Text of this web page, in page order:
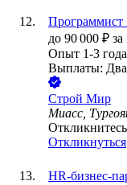
Программист
до 90 000 ₽ за
Опыт 1-3 года
Выплаты: Два
Строй Мир
Миасс,
Откликнуться
HR-бизнес-